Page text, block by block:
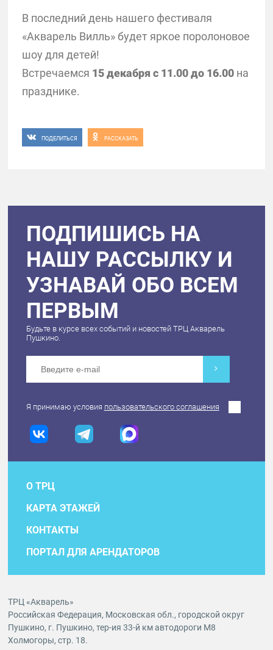
В последний день нашего фестиваля
«Акварель Вилль» будет яркое поролоновое
шоу для детей!
Встречаемся 15 декабря с 11.00 до 16.00на
празднике.
ПОДЕЛИТЬСЯ РАССКАЗАТЬ
ПОДПИШИСЬ НА
НАШУ РАССЫЛКУ И
УЗНАВАЙ ОБО ВСЕМ
ПЕРВЫМ
Будьте в курсе всех событий и новостей ТРЦ Акварель
Пушкино.
Я принимаю условия пользовательского соглашения
О ТРЦ
КАРТА ЭТАЖЕЙ
КОНТАКТЫ
ПОРТАЛ ДЛЯ АРЕНДАТОРОВ
ТРЦ «Акварель»
Российская Федерация, Московская обл., городской округ
Пушкино, г. Пушкино, тер-ия 33-й км автодороги М8
Холмогоры, стр. 18.